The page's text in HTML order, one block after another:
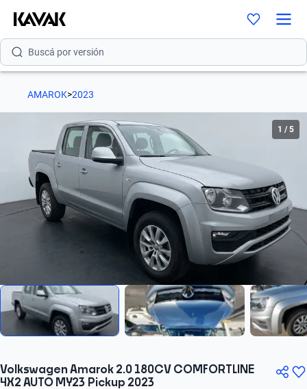
Buscá por modelo
Buscá por versión
Buscá por marca
Buscá por modelo
Buscá por versión
Buscá por año
AMAROK>2023
1 /5
Volkswagen Amarok 2.0 180CV COMFORTLINE
4X2 AUTO MY23 Pickup 2023